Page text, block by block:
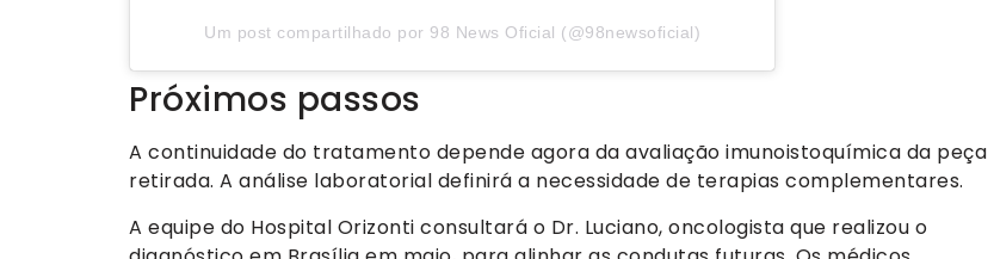
Um post compartilhado por 98 News Oficial (@98newsoficial)
Próximos passos
A continuidade do tratamento depende agora da avaliação imunoistoquímica da peça
retirada. A análise laboratorial definirá a necessidade de terapias complementares.
A equipe do Hospital Orizonti consultará o Dr. Luciano, oncologista que realizou o